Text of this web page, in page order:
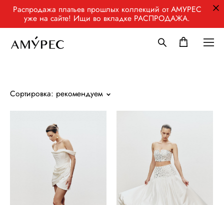
Распродажа платьев прошлых коллекций от АМУРЕС
уже на сайте! Ищи во вкладке РАСПРОДАЖА.
Сортировка: рекомендуем